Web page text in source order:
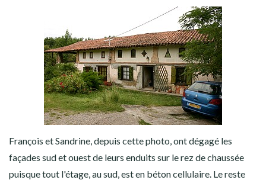
François et Sandrine, depuis cette photo, ont dégagé les
façades sud et ouest de leurs enduits sur le rez de chaussée
puisque tout l'étage, au sud, est en béton cellulaire. Le reste